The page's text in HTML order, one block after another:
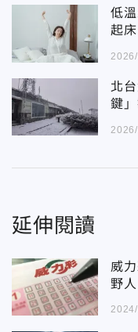
低
起床
北
鍵
延伸閱讀
威
野